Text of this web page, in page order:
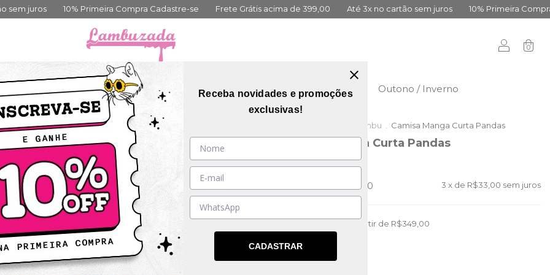
Compra Cadastre-se Frete Grátis acima de 399,00 Até 3x no cartão sem juros 10% Primeira Compra Cadastre-se
0
Coleções Mais Vendidos Guia de medidas Vai Brasil Outono / Inverno
Outlet da Lambu Camisa Manga Curta Pandas
Camisa Manga Curta Pandas
(0)
R$99,00 3 x de R$33,00 sem juros
a partir de R$349,00
TAMANHO
Receba novidades e promoções
exclusivas!
CADASTRAR